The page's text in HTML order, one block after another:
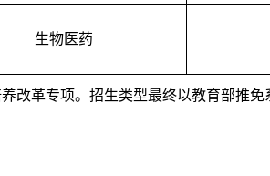
生物医药
改革专项。招生类型最终以教育部推免